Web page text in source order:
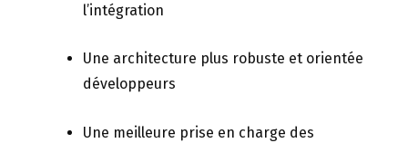
l’intégration
Une architecture plus robuste et orientée
développeurs
Une meilleure prise en charge des